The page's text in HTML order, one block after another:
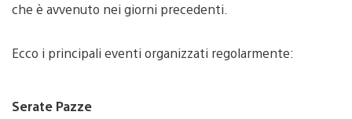
che è avvenuto nei giorni precedenti.
Ecco i principali eventi organizzati regolarmente:
Serate Pazze